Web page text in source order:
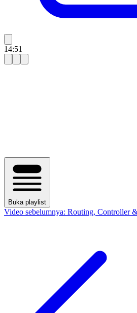
14:51
Buka playlist
Video sebelumnya: Routing, Controller